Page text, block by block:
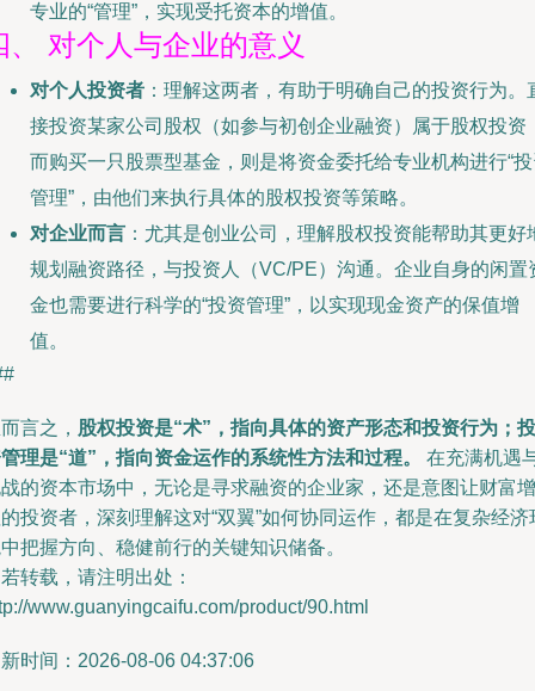
专业的“管理”，实现受托资本的增值。
、 对个人与企业的意义
对个人投资者 ：理解这两者，有助于明确自己的投资行为。
接投资某家公司股权（如参与初创企业融资）属于股权投资
而购买一只股票型基金，则是将资金委托给专业机构进行“
管理”，由他们来执行具体的股权投资等策略。
对企业而言 ：尤其是创业公司，理解股权投资能帮助其更好
规划融资路径，与投资人（VC/PE）沟通。企业自身的闲置
金也需要进行科学的“投资管理”，以实现现金资产的保值增
值。
言之， 股权投资是“术”，指向具体的资产形态和投资行为；投
理是“道”，指向资金运作的系统性方法和过程。
在充满机遇
的资本市场中，无论是寻求融资的企业家，还是意图让财富增
投资者，深刻理解这对“双翼”如何协同运作，都是在复杂经济
把握方向、稳健前行的关键知识储备。
转载，请注明出处：
www.guanyingcaifu.com/product/90.html
时间：2026-08-06 04:37:06